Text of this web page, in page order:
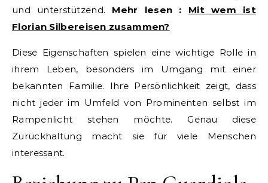
und unterstützend. Mehr lesen :
Mit wem ist
Florian Silbereisen zusammen?
Diese Eigenschaften spielen eine wichtige Rolle in
ihrem Leben, besonders im Umgang mit einer
bekannten Familie. Ihre Persönlichkeit zeigt, dass
nicht jeder im Umfeld von Prominenten selbst im
Rampenlicht stehen möchte. Genau diese
Zurückhaltung macht sie für viele Menschen
interessant.